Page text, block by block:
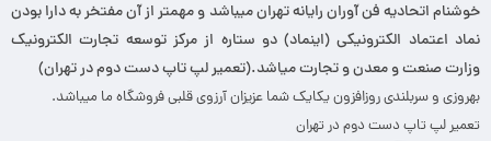
خوشنام اتحادیه فن آوران رایانه تهران میباشد و مهمتر از آن مفتخر به دارا بودن
نماد اعتماد الکترونیکی (اینماد) دو ستاره از مرکز توسعه تجارت الکترونیک
وزارت صنعت و معدن و تجارت میاشد.(تعمیر لپ تاپ دست دوم در تهران)
بهروزی و سربلندی روزافزون یکایک شما عزیزان آرزوی قلبی فروشگاه ما میباشد.
تعمیر لپ تاپ دست دوم در تهران